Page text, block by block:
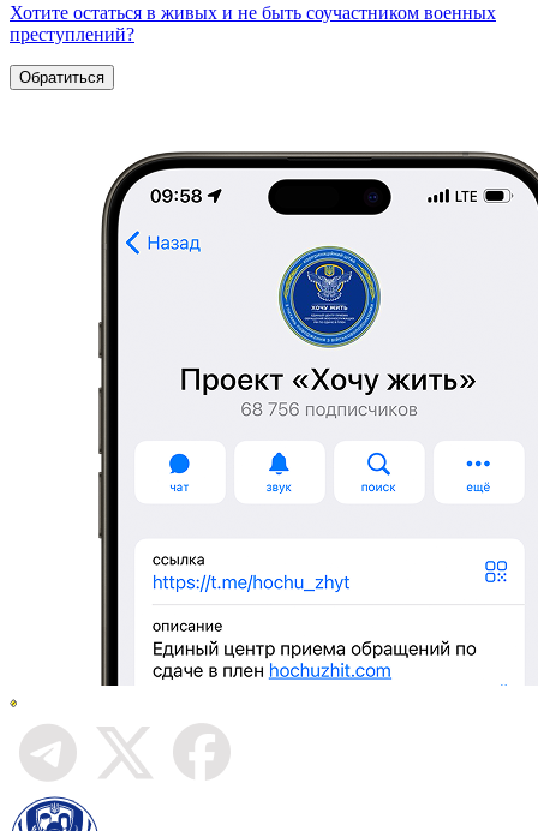
Хотите остаться в живых и не быть соучастником военных
преступлений?
Обратиться